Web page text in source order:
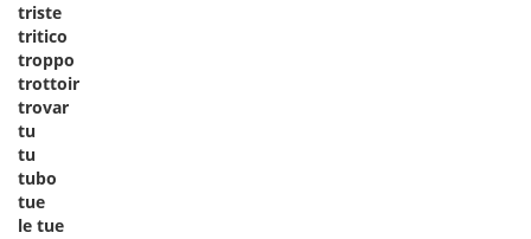
triste
tritico
troppo
trottoir
trovar
tu
tu
tubo
tue
le tue